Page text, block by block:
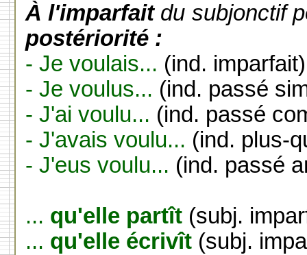
À l'imparfaitdu subjonctif
postériorité :
- Je voulais... (ind. imparfait)
- Je voulus... (ind. passé
- J'ai voulu... (ind. passé
- J'avais voulu... (ind. plus-
- J'eus voulu... (ind. passé
... qu'elle partît (subj.
... qu'elle écrivît (subj.